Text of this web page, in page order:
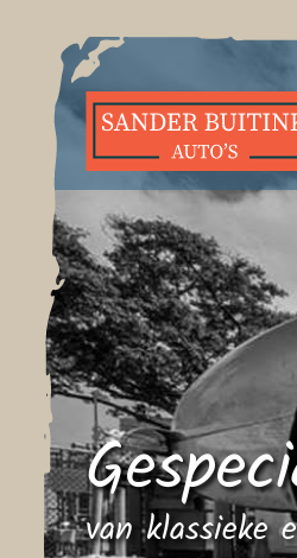
van klassieke